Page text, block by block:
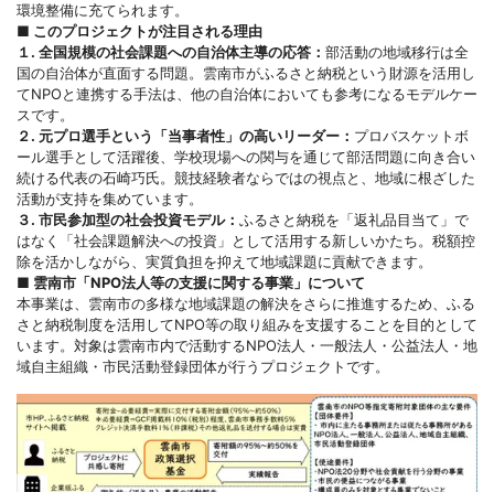
環境整備に充てられます。
■ このプロジェクトが注目される理由
１. 全国規模の社会課題への自治体主導の応答： 部活動の地域移行は全
国の自治体が直面する問題。雲南市がふるさと納税という財源を活用し
てNPOと連携する手法は、他の自治体においても参考になるモデルケー
スです。
２. 元プロ選手という「当事者性」の高いリーダー： プロバスケットボ
ール選手として活躍後、学校現場への関与を通じて部活問題に向き合い
続ける代表の石崎巧氏。競技経験者ならではの視点と、地域に根ざした
活動が支持を集めています。
３. 市民参加型の社会投資モデル： ふるさと納税を「返礼品目当て」で
はなく「社会課題解決への投資」として活用する新しいかたち。税額控
除を活かしながら、実質負担を抑えて地域課題に貢献できます。
■ 雲南市「NPO法人等の支援に関する事業」について
本事業は、雲南市の多様な地域課題の解決をさらに推進するため、ふる
さと納税制度を活用してNPO等の取り組みを支援することを目的として
います。対象は雲南市内で活動するNPO法人・一般法人・公益法人・地
域自主組織・市民活動登録団体が行うプロジェクトです。